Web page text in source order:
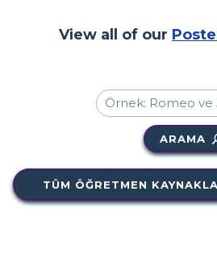
View all of our
ARAMA
TÜM ÖĞRETMEN